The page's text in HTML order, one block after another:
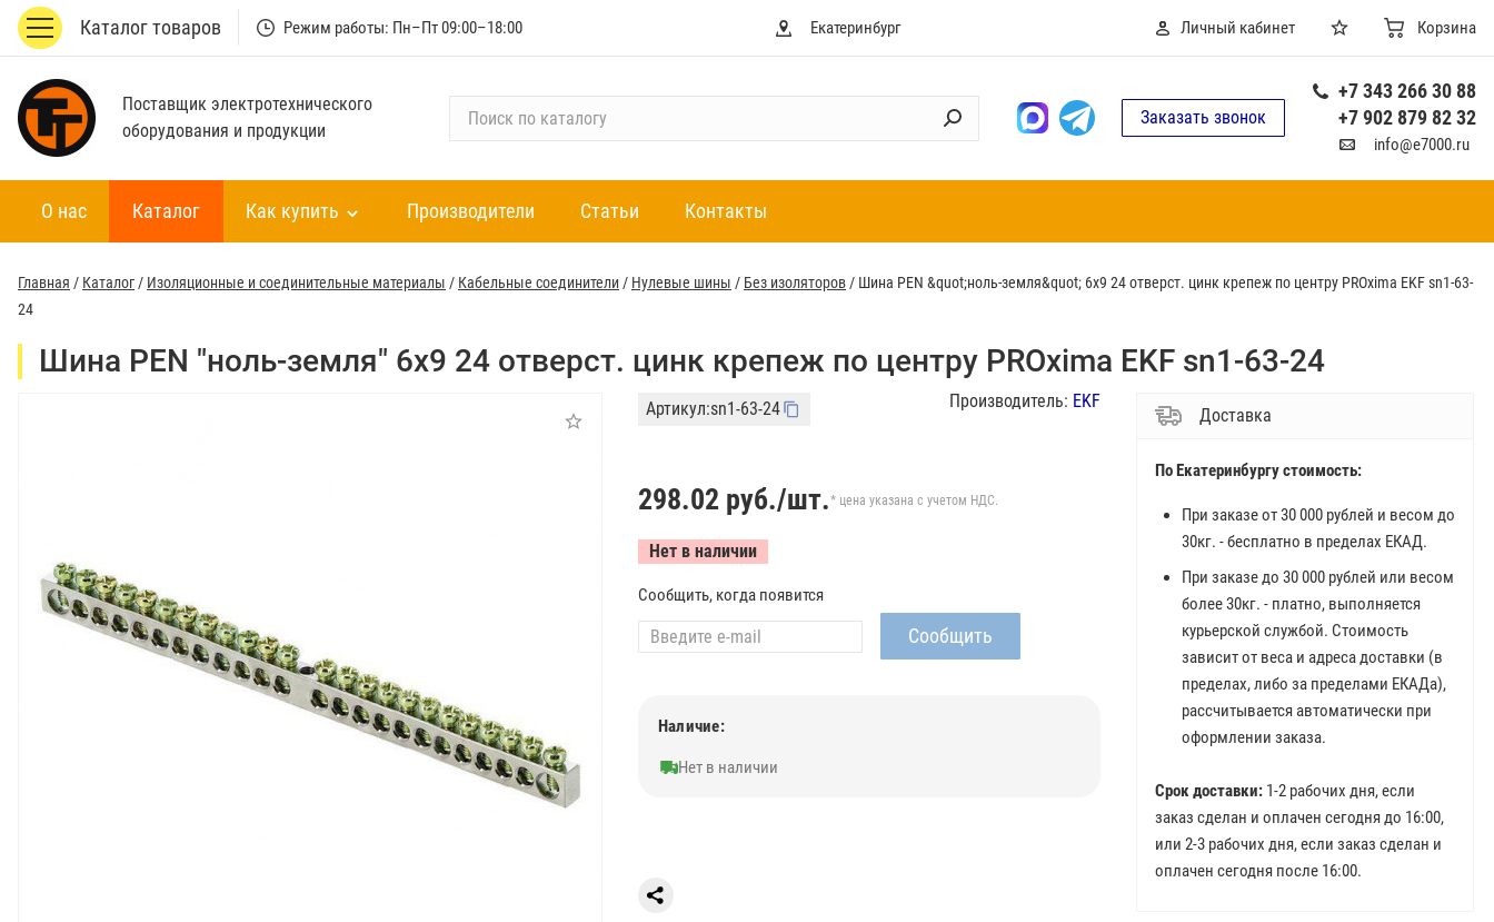
Каталог товаров Режим работы: Пн–Пт 09:00–18:00 Екатеринбург Личный кабинет Корзина
Поставщик электротехнического
оборудования и продукции
с
к
п
к
а
Заказать звонок
+7 343 266 30 88
+7 902 879 82 32
info@e7000.ru
О нас Каталог Как купить Производители Статьи Контакты
Главная / Каталог/ Изоляционные и соединительные материалы / Кабельные соединители / Нулевые шины / Без изоляторов/ Шина PEN &quot;ноль-земля&quot; 6х9 24 отверст. цинк крепеж по центру PROxima EKF sn1-63-
24
Шина PEN "ноль-земля" 6х9 24 отверст. цинк крепеж по центру PROxima EKF sn1-63-24
Артикул:sn1-63-24 Производитель: EKF
298.02 руб./шт.* цена указана с учетом НДС.
Нет в наличии
Сообщить, когда появится
Наличие:
Нет в наличии
Доставка
По Екатеринбургу стоимость:
При заказе от 30 000 рублей и весом до
30кг. - бесплатно в пределах ЕКАД.
При заказе до 30 000 рублей или весом
более 30кг. - платно, выполняется
курьерской службой. Стоимость
зависит от веса и адреса доставки (в
пределах, либо за пределами ЕКАДа),
рассчитывается автоматически при
оформлении заказа.
Срок доставки:1-2 рабочих дня, если
заказ сделан и оплачен сегодня до 16:00,
или 2-3 рабочих дня, если заказ сделан и
оплачен сегодня после 16:00.